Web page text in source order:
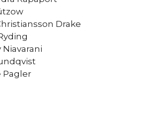
Drake
Niavarani
Pagler